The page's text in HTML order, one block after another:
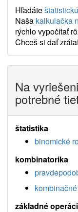
Hľadáte
Naša kalkulačka
rýchlo vypočítať
Chceš si dať
Na
potrebné
štatistika
binomické
kombinatorika
základné